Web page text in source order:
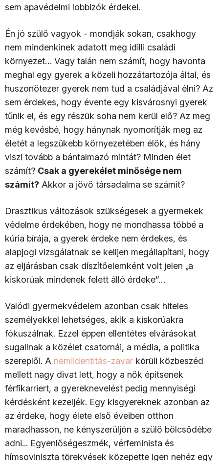
sem apavédelmi lobbizók érdekei.
Én jó szülő vagyok - mondják sokan, csakhogy
nem mindenkinek adatott meg idilli családi
környezet… Vagy talán nem számít, hogy havonta
meghal egy gyerek a közeli hozzátartozója által, és
huszonötezer gyerek nem tud a családjával élni? Az
sem érdekes, hogy évente egy kisvárosnyi gyerek
tűnik el, és egy részük soha nem kerül elő? Az meg
még kevésbé, hogy hánynak nyomorítják meg az
életét a legszűkebb környezetében élők, és hány
viszi tovább a bántalmazó mintát? Minden élet
számít? Csak a gyerekélet minősége nem
számít? Akkor a jövő társadalma se számít?
Drasztikus változások szükségesek a gyermekek
védelme érdekében, hogy ne mondhassa többé a
kúria bírája, a gyerek érdeke nem érdekes, és
alapjogi vizsgálatnak se kelljen megállapítani, hogy
az eljárásban csak díszítőelemként volt jelen „a
kiskorúak mindenek felett álló érdeke”…
Valódi gyermekvédelem azonban csak hiteles
személyekkel lehetséges, akik a kiskorúakra
fókuszálnak. Ezzel éppen ellentétes elvárásokat
sugallnak a közélet csatornái, a média, a politika
szereplői. A nemiidentitás-zavar körüli közbeszéd
mellett nagy divat lett, hogy a nők építsenek
férfikarriert, a gyereknevelést pedig mennyiségi
kérdésként kezeljék. Egy kisgyereknek azonban az
az érdeke, hogy élete első éveiben otthon
maradhasson, ne kényszerüljön a szülő bölcsődébe
adni... Egyenlőségeszmék, vérfeminista és
hímsoviniszta törekvések közepette igen nehéz egy